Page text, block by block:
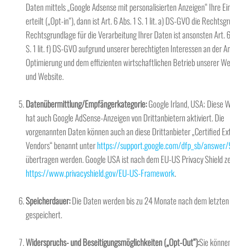
Daten mittels „Google Adsense mit personalisierten Anzeigen“ Ihre
erteilt („Opt-in“), dann ist Art. 6 Abs. 1 S. 1 lit. a) DS-GVO die
Rechtsgrundlage für die Verarbeitung Ihrer Daten ist ansonsten Art.
S. 1 lit. f) DS-GVO aufgrund unserer berechtigten Interessen an der
Optimierung und dem effizienten wirtschaftlichen Betrieb unserer
und Website.
Datenübermittlung/Empfängerkategorie:Google Irland, USA; Diese
hat auch Google AdSense-Anzeigen von Drittanbietern aktiviert. Die
vorgenannten Daten können auch an diese Drittanbieter „Certified
Vendors“ benannt unterhttps://support.google.com/dfp_sb/
übertragen werden. Google USA ist nach dem EU-US Privacy Shield
https://www.privacyshield.gov/EU-US-Framework.
Speicherdauer:Die Daten werden bis zu 24 Monate nach dem
gespeichert.
Widerspruchs- und Beseitigungsmöglichkeiten („Opt-Out“):Sie